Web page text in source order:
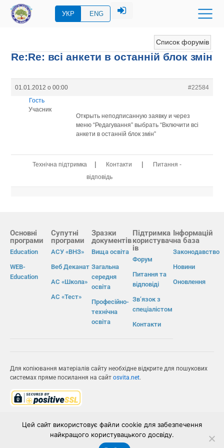
УКР ENG
Список форумів
Re:Re: всі анкети в останній блок змін
01.01.2012 о 00:00
#22584
Гость
Учасник
Открыть неподписанную заявку и через
меню “Редагування” выбрать “Включити всі
анкети в останній блок змін”
Технічна підтримка | Контакти |
Питання -
відповідь
Основні
програми
Education
WEB-
Education
Супутні
програми
АСУ «ВНЗ»
Веб Деканат
АС «Школа»
АС «Тест»
Зразки
документів
Вища освіта
Загальна
середня
освіта
Професійно-
технічна
освіта
Підтримка
користувач
ів
Форум
Питання та
відповіді
Зв’язок з
спеціалістом
Контакти
Інформацій
на база
Законодавство
Новини
Оновлення
Для копіювання матеріалів сайту необхідне відкрите для пошукових
системах пряме посилання на сайт osvita.net.
ІВС «ОСВІТА»
Цей сайт використовує файли cookie для забезпечення
найкращого користувацького досвіду.